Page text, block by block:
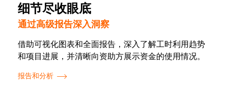
细节尽收眼底
通过高级报告深入洞察
借助可视化图表和全面报告，深入了解工时利用趋势
和项目进展，并清晰向资助方展示资金的使用情况。
报告和分析